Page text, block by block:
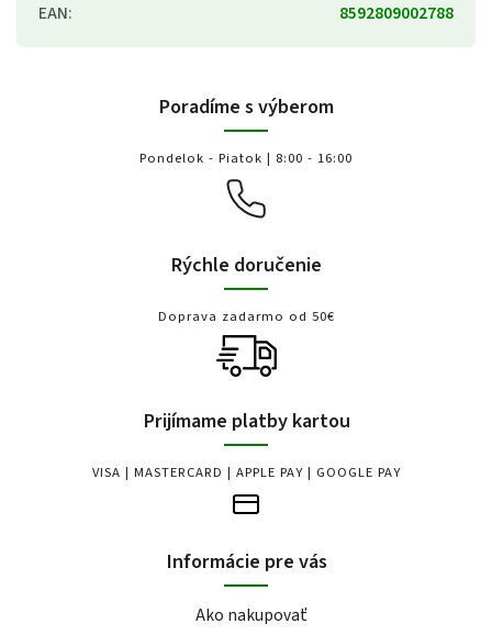
EAN: 8592809002788
Poradíme s výberom
Pondelok - Piatok | 8:00 - 16:00
Rýchle doručenie
Doprava zadarmo od 50€
Prijímame platby kartou
VISA | MASTERCARD | APPLE PAY | GOOGLE PAY
Informácie pre vás
Ako nakupovať